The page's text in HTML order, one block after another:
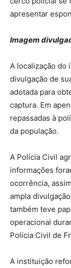
apresentar
Imagem
A localização do
divulgação de
adotada para
captura. Em
repassadas à
da população.
A Polícia Civil
informações
ocorrência,
ampla
também teve
operacional
Polícia Civil de
A instituição